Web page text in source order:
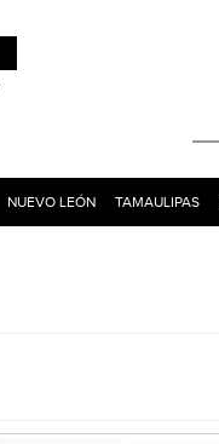
NUEVO LEÓN TAMAULIPAS